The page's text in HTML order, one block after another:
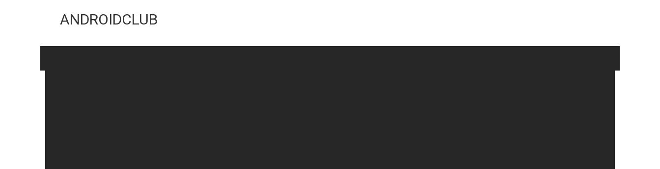
contentANDROIDCLUB